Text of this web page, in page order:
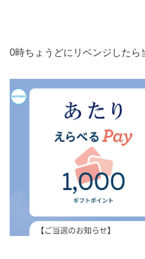
0時ちょうどにリベンジしたら